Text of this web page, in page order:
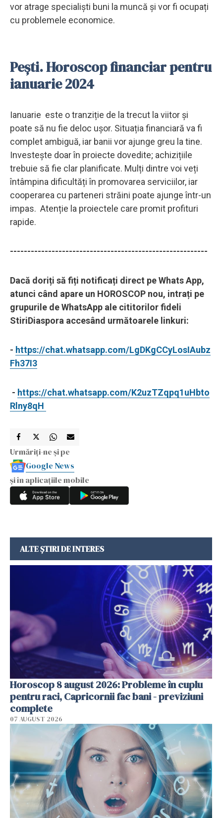
vor atrage specialiști buni la muncă și vor fi ocupați
cu problemele economice.
Pești. Horoscop financiar pentru
ianuarie 2024
Ianuarie este o tranziție de la trecut la viitor și
poate să nu fie deloc ușor. Situația financiară va fi
complet ambiguă, iar banii vor ajunge greu la tine.
Investește doar în proiecte dovedite; achizițiile
trebuie să fie clar planificate. Mulți dintre voi veți
întâmpina dificultăți în promovarea serviciilor, iar
cooperarea cu parteneri străini poate ajunge într-un
impas. Atenție la proiectele care promit profituri
rapide.
---------------------------------------------------------
Dacă doriți să fiți notificați direct pe Whats App,
atunci când apare un HOROSCOP nou, intrați pe
grupurile de WhatsApp ale cititorilor fideli
StiriDiaspora accesând următoarele linkuri:
- https://chat.whatsapp.com/LgDKgCCyLosIAubz
Fh37I3
- https://chat.whatsapp.com/K2uzTZqpq1uHbto
Rlny8qH
Urmăriți-ne și pe
Google News
și în aplicațiile mobile
ALTE ȘTIRI DE INTERES
Horoscop 8 august 2026: Probleme în cuplu
pentru raci, Capricornii fac bani - previziuni
complete
07 AUGUST 2026